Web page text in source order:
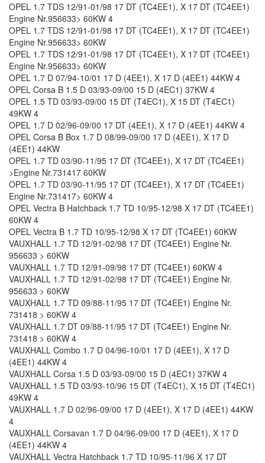
OPEL 1.7 TDS 12/91-01/98 17 DT (TC4EE1), X 17 DT (TC4EE1)
Engine Nr.956633> 60KW 4
OPEL 1.7 TDS 12/91-01/98 17 DT (TC4EE1), X 17 DT (TC4EE1)
Engine Nr.956633> 60KW
OPEL 1.7 TDS 12/91-01/98 17 DT (TC4EE1), X 17 DT (TC4EE1)
Engine Nr.956633> 60KW
OPEL 1.7 D 07/94-10/01 17 D (4EE1), X 17 D (4EE1) 44KW 4
OPEL Corsa B 1.5 D 03/93-09/00 15 D (4EC1) 37KW 4
OPEL 1.5 TD 03/93-09/00 15 DT (T4EC1), X 15 DT (T4EC1)
49KW 4
OPEL 1.7 D 02/96-09/00 17 DT (4EE1), X 17 D (4EE1) 44KW 4
OPEL Corsa B Box 1.7 D 08/99-09/00 17 D (4EE1), X 17 D
(4EE1) 44KW
OPEL 1.7 TD 03/90-11/95 17 DT (TC4EE1), X 17 DT (TC4EE1)
>Engine Nr.731417 60KW
OPEL 1.7 TD 03/90-11/95 17 DT (TC4EE1), X 17 DT (TC4EE1)
Engine Nr.731417> 60KW 4
OPEL Vectra B Hatchback 1.7 TD 10/95-12/98 X 17 DT (TC4EE1)
60KW 4
OPEL Vectra B 1.7 TD 10/95-12/98 X 17 DT (TC4EE1) 60KW
VAUXHALL 1.7 TD 12/91-02/98 17 DT (TC4EE1) Engine Nr.
956633 > 60KW
VAUXHALL 1.7 TD 12/91-09/98 17 DT (TC4EE1) 60KW 4
VAUXHALL 1.7 TD 12/91-02/98 17 DT (TC4EE1) Engine Nr.
956633 > 60KW
VAUXHALL 1.7 TD 09/88-11/95 17 DT (TC4EE1) Engine Nr.
731418 > 60KW 4
VAUXHALL 1.7 DT 09/88-11/95 17 DT (TC4EE1) Engine Nr.
731418 > 60KW 4
VAUXHALL Combo 1.7 D 04/96-10/01 17 D (4EE1), X 17 D
(4EE1) 44KW 4
VAUXHALL Corsa 1.5 D 03/93-09/00 15 D (4EC1) 37KW 4
VAUXHALL 1.5 TD 03/93-10/96 15 DT (T4EC1), X 15 DT (T4EC1)
49KW 4
VAUXHALL 1.7 D 02/96-09/00 17 D (4EE1), X 17 D (4EE1) 44KW
4
VAUXHALL Corsavan 1.7 D 04/96-09/00 17 D (4EE1), X 17 D
(4EE1) 44KW 4
VAUXHALL Vectra Hatchback 1.7 TD 10/95-11/96 X 17 DT